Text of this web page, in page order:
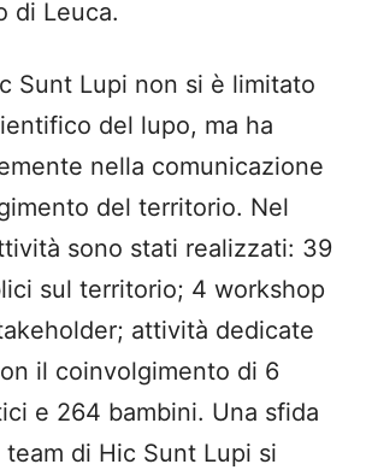
di Leuca.
Sunt Lupi non si è limitato
del lupo, ma ha
nella comunicazione
del territorio. Nel
sono stati realizzati: 39
sul territorio; 4 workshop
attività dedicate
il coinvolgimento di 6
e 264 bambini. Una sfida
di Hic Sunt Lupi si